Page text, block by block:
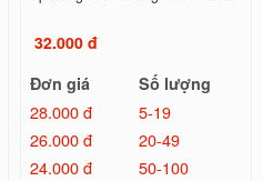
32.000 đ
Đơn giá
Số lượng
28.000 đ
5-19
26.000 đ
20-49
24.000 đ
50-100